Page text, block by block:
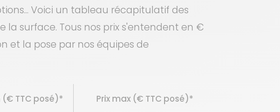
Voici un tableau récapitulatif des
la surface. Tous nos prix s'entendent en €
et la pose par nos équipes de
(€ TTC posé)* Prix max (€ TTC posé)*